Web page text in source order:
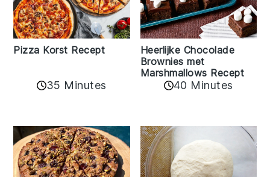
Pizza Korst Recept
35 Minutes
Heerlijke Chocolade
Brownies met
Marshmallows Recept
40 Minutes